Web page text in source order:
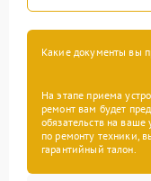
Какие документы вы
На этапе приема
ремонт вам будет
обязательств на ваше
по ремонту техники,
гарантийный талон.